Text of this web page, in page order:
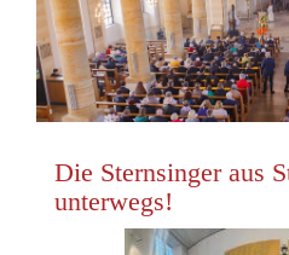
Die Sternsinger aus
unterwegs!